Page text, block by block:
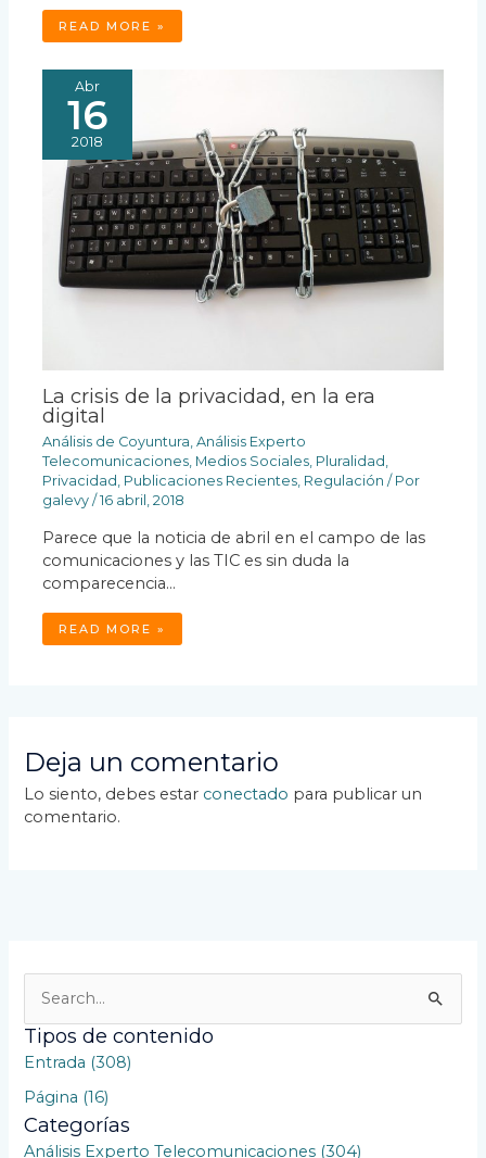
READ MORE »
Abr
16
2018
La crisis de la privacidad, en la era
digital
Análisis de Coyuntura,Análisis Experto
Telecomunicaciones, Medios Sociales, Pluralidad ,
Privacidad , Publicaciones Recientes, Regulación / Por
galevy/16 abril, 2018
Parece que la noticia de abril en el campo de las
comunicaciones y las TIC es sin duda la
comparecencia…
READ MORE »
Deja un comentario
Lo siento, debes estar conectado para publicar un
comentario.
u
a
r
Tipos de contenido
Entrada (308)
Página (16)
Categorías
Análisis Experto Telecomunicaciones (304)